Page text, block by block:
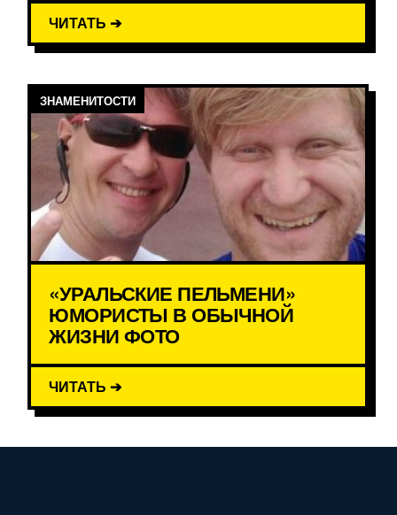
ЧИТАТЬ ➔
ЗНАМЕНИТОСТИ
«УРАЛЬСКИЕ ПЕЛЬМЕНИ»
ЮМОРИСТЫ В ОБЫЧНОЙ
ЖИЗНИ ФОТО
ЧИТАТЬ ➔